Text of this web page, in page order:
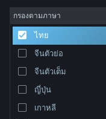
เกี่ยวกับ
ฝ่ายสนับสนุน
เปลี่ยนภาษา
รับแอป Steam แบบพกพา
กรองตามภาษา
ไทย
จีนตัวย่อ
จีนตัวเต็ม
ญี่ปุ่น
เกาหลี
จัดเรียงตาม
0 ผลลัพธ์ตรงกับที่คุณค้นหา 2
แต่งของคุณ